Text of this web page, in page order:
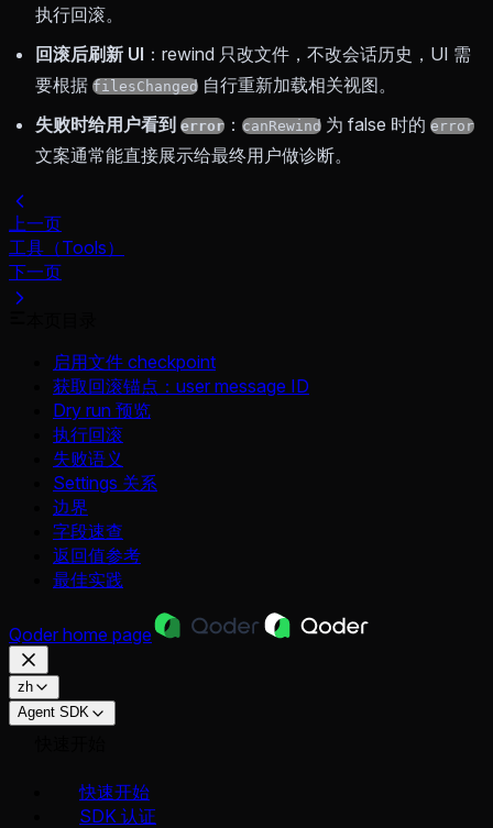
执行回滚。
回滚后刷新 UI ：rewind 只改文件，不改会话历史，UI 需
要根据 filesChanged 自行重新加载相关视图。
失败时给用户看到 error ： canRewind 为 false 时的 error
文案通常能直接展示给最终用户做诊断。
上一页
工具（Tools）
下一页
启用文件 checkpoint
获取回滚锚点：user message ID
Dry run 预览
执行回滚
失败语义
Settings 关系
边界
字段速查
返回值参考
最佳实践
Qoder home page
zh
Agent SDK
快速开始
SDK 认证